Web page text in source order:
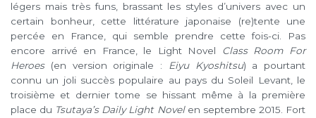
légers mais très funs, brassant les styles d’univers avec un
certain bonheur, cette littérature japonaise (re)tente une
percée en France, qui semble prendre cette fois-ci. Pas
encore arrivé en France, le Light Novel Class Room For
Heroes(en version originale : Eiyu Kyoshitsu) a pourtant
connu un joli succès populaire au pays du Soleil Levant, le
troisième et dernier tome se hissant même à la première
place du Tsutaya’s Daily Light Novelen septembre 2015. Fort